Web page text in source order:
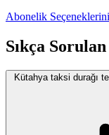
Abonelik
Sıkça
Kütahya taksi durağı